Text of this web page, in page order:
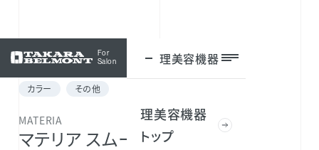
For
Salon
理美容機器
理美容機器
トップ
ログイン
カラー その他
MATERIA
マテリア スムージングオイル